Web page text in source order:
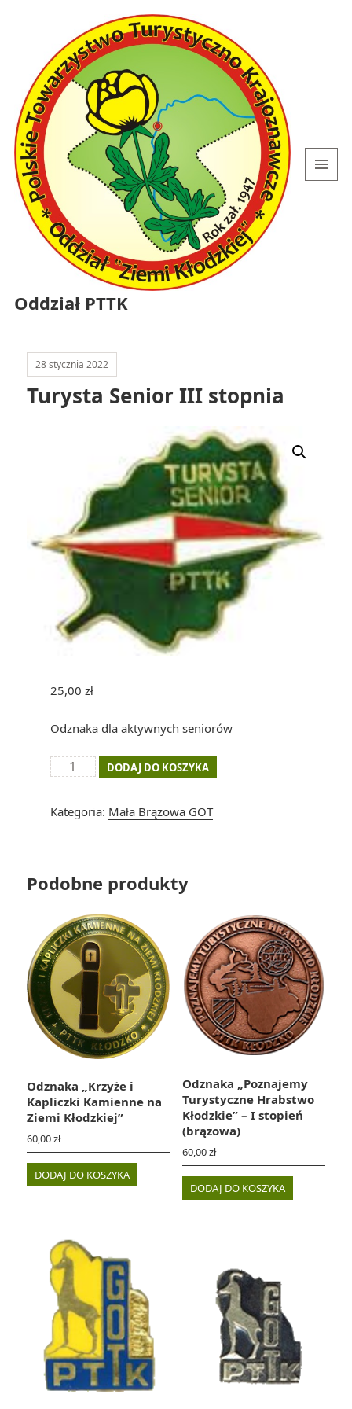
Oddział PTTK
28 stycznia 2022
Turysta Senior III stopnia
25,00 zł
Odznaka dla aktywnych seniorów
ilość
III
DODAJ DO KOSZYKA
Kategoria: Mała Brązowa GOT
Podobne produkty
Odznaka „Krzyże i
Kapliczki Kamienne na
Ziemi Kłodzkiej”
60,00zł
DODAJ DO KOSZYKA
Odznaka „Poznajemy
Turystyczne Hrabstwo
Kłodzkie” – I stopień
(brązowa)
60,00zł
DODAJ DO KOSZYKA